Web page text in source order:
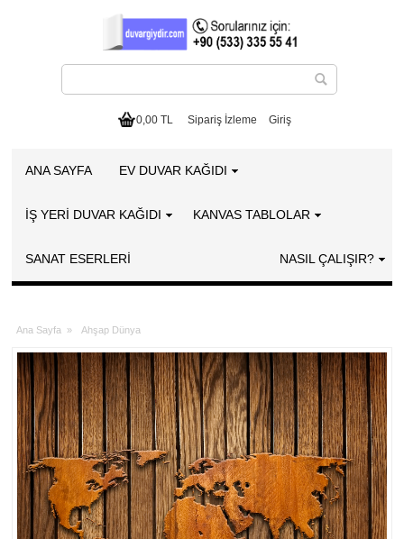
0,00 TL Sipariş İzleme Giriş
ANA SAYFA EV DUVAR KAĞIDI
İŞ YERİ DUVAR KAĞIDI KANVAS TABLOLAR
SANAT ESERLERI NASIL ÇALIŞIR?
Ana Sayfa » Ahşap Dünya